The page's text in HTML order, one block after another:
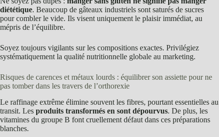
diététique. Beaucoup de gâteaux industriels sont saturés de sucres
pour combler le vide. Ils visent uniquement le plaisir immédiat, au
mépris de l’équilibre.
Soyez toujours vigilants sur les compositions exactes. Privilégiez
systématiquement la qualité nutritionnelle globale au marketing.
Risques de carences et métaux lourds : équilibrer son assiette pour ne
pas tomber dans les travers de l’orthorexie
Le raffinage extrême élimine souvent les fibres, pourtant essentielles au
transit. Les produits transformés en sont dépourvus. De plus, les
vitamines du groupe B font cruellement défaut dans ces préparations
blanches.